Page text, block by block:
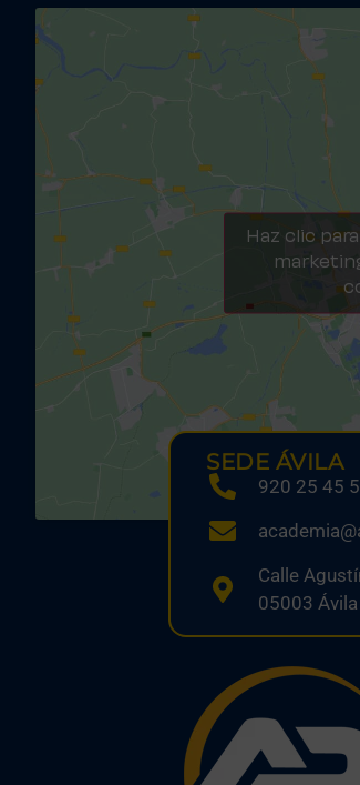
Haz clic
SEDE ÁVILA
920 25 45
Calle
05003 Ávila